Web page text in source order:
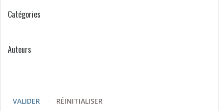
Catégories
Auteurs
VALIDER - RÉINITIALISER